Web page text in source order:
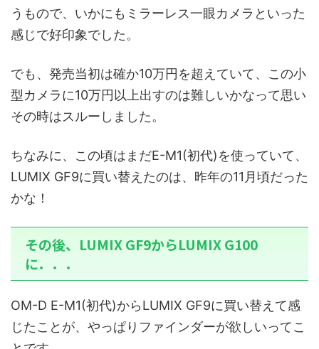
うもので、いかにもミラーレス一眼カメラといった
感じで好印象でした。
でも、発売当初は確か10万円を超えていて、この小
型カメラに10万円以上出すのは難しいかなって思い
その時はスルーしました。
ちなみに、この頃はまだE-M1(初代)を使っていて、
LUMIX GF9に買い替えたのは、昨年の11月頃だった
かな！
その後、LUMIX GF9からLUMIX G100
に．．．
OM-D E-M1(初代)からLUMIX GF9に買い替えて感
じたことが、やっぱりファインダーが欲しいってこ